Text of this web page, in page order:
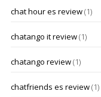
chat hour es review(1)
chatango it review(1)
chatango review(1)
chatfriends es review(1)